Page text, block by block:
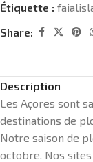
Étiquette :
Share:
Description
Les Açores sont
destinations de
Notre saison de
octobre. Nos